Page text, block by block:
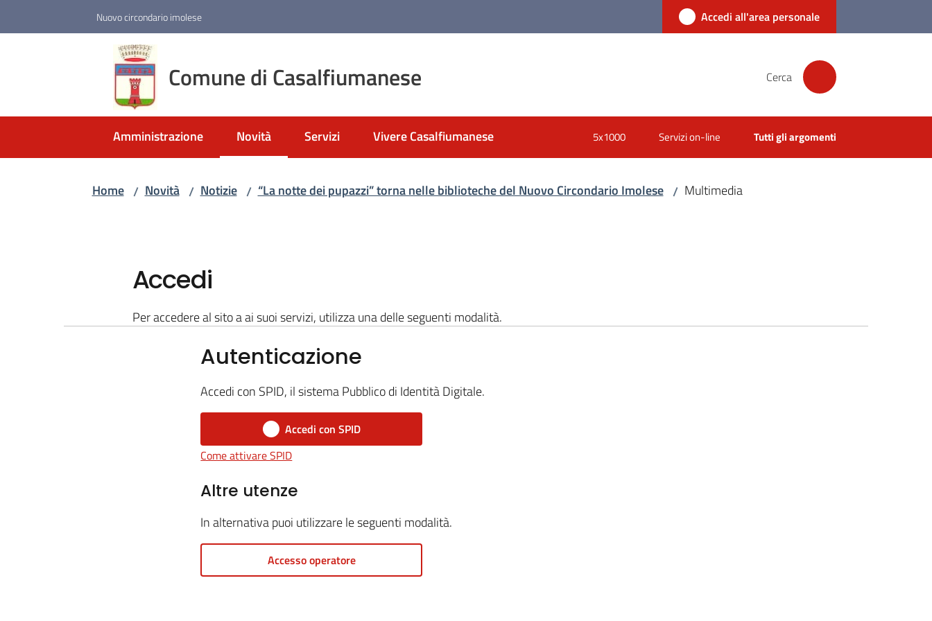
Nuovo circondario imolese Accedi all'area personale
Comune di Casalfiumanese Cerca
Amministrazione Novità
Menu selezionato
Servizi Vivere Casalfiumanese 5x1000 Servizi on-line Tutti gli argomenti
Home / Novità / Notizie / “La notte dei pupazzi” torna nelle biblioteche del Nuovo Circondario Imolese / Multimedia
Accedi
Per accedere al sito a ai suoi servizi, utilizza una delle seguenti modalità.
Autenticazione
Accedi con SPID, il sistema Pubblico di Identità Digitale.
Accedi con SPID
Come attivare SPID
Altre utenze
In alternativa puoi utilizzare le seguenti modalità.
Accesso operatore